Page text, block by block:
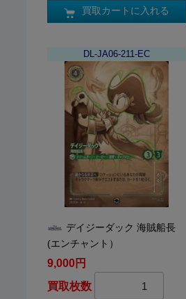
買取カートに入れる
DL-JA06-211-EC
デイジーダック 海賊船長
(エンチャント）
9,000円
買取枚数